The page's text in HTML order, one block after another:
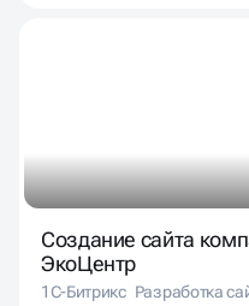
Создание сайта
ЭкоЦентр
1С-Битрикс Разработка